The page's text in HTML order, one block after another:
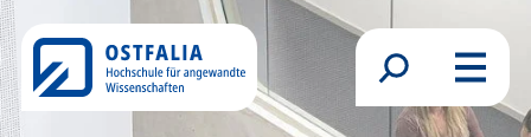
Direkt zum Inhalt
Suchformular
Menü